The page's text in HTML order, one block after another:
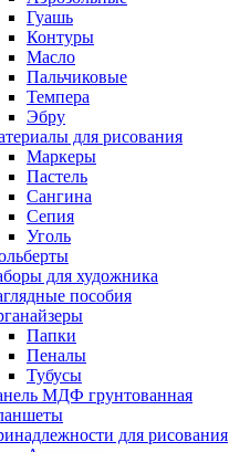
Гуашь
Контуры
Масло
Пальчиковые
Темпера
Эбру
для рисования
Маркеры
Пастель
Сангина
Сепия
Уголь
для художника
пособия
Папки
Пеналы
Тубусы
МДФ грунтованная
для рисования